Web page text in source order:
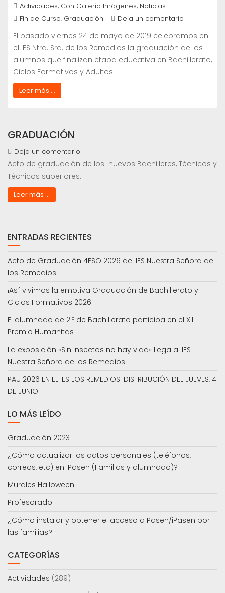
Actividades, Con Galería Imágenes, Noticias
Fin de Curso, Graduación Deja un comentario
El pasado viernes 24 de mayo de 2019 celebramos en
el IES Ntra. Sra. de los Remedios la graduación de los
alumnos que finalizan etapa educativa en Bachillerato,
Ciclos Formativos y Adultos.
Leer más ...
GRADUACIÓN
Deja un comentario
Acto de graduación de los nuevos Bachilleres, Técnicos y
Técnicos superiores.
Leer más ...
ENTRADAS RECIENTES
Acto de Graduación 4ESO 2026 del IES Nuestra Señora de
los Remedios
¡Así vivimos la emotiva Graduación de Bachillerato y
Ciclos Formativos 2026!
El alumnado de 2.º de Bachillerato participa en el XII
Premio Humanitas
La exposición «Sin insectos no hay vida» llega al IES
Nuestra Señora de los Remedios
PAU 2026 EN EL IES LOS REMEDIOS. DISTRIBUCIÓN DEL JUEVES, 4
DE JUNIO.
LO MÁS LEÍDO
Graduación 2023
¿Cómo actualizar los datos personales (teléfonos,
correos, etc) en iPasen (Familias y alumnado)?
Murales Halloween
Profesorado
¿Cómo instalar y obtener el acceso a Pasen/iPasen por
las familias?
CATEGORÍAS
Actividades (289)